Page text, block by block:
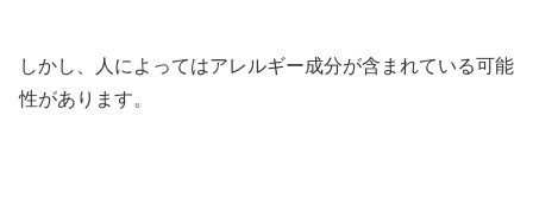
しかし、人によってはアレルギー成分が含まれている可能
性があります。